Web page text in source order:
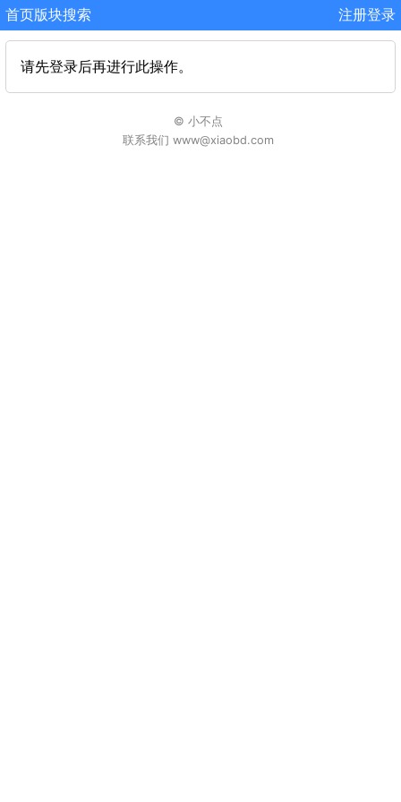
首页版块搜索 注册登录
请先登录后再进行此操作。
© 小不点
联系我们 www@xiaobd.com